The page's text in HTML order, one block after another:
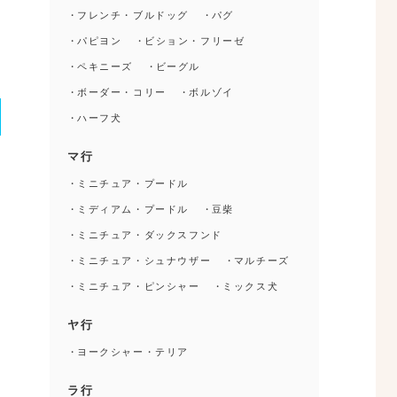
フレンチ・ブルドッグ
パグ
パピヨン
ビション・フリーゼ
ペキニーズ
ビーグル
ボーダー・コリー
ボルゾイ
ハーフ犬
マ行
ミニチュア・プードル
ミディアム・プードル
豆柴
ミニチュア・ダックスフンド
ミニチュア・シュナウザー
マルチーズ
ミニチュア・ピンシャー
ミックス犬
ヤ行
ヨークシャー・テリア
ラ行